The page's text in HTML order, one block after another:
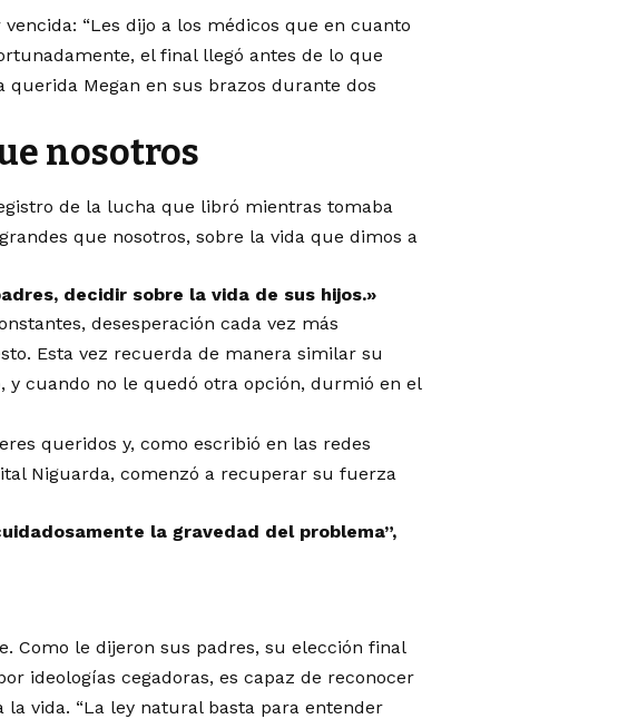
“Les dijo a los médicos que en cuanto
el final llegó antes de lo que
Megan en sus brazos durante dos
nosotros
de la lucha que libró mientras tomaba
que nosotros, sobre la vida que dimos a
decidir sobre la vida de sus hijos.»
desesperación cada vez más
Esta vez recuerda de manera similar su
cuando no le quedó otra opción, durmió en el
queridos y, como escribió en las redes
Niguarda, comenzó a recuperar su fuerza
la gravedad del problema”,
Como le dijeron sus padres, su elección final
ideologías cegadoras, es capaz de reconocer
vida. “La ley natural basta para entender